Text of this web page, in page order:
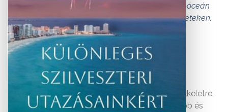
lenyűgöző strandokkal büszkélkedhet az Indiai-óceán
5000 km hosszú partvonalán és a környező szigeteken.
Bemutatjuk a legjobbakat.
Baie de Sainte Luce
Madagaszkár déli partján, Taolagnarótól északkeletre
található Baie de Sainte Luce az egyik legszebb és